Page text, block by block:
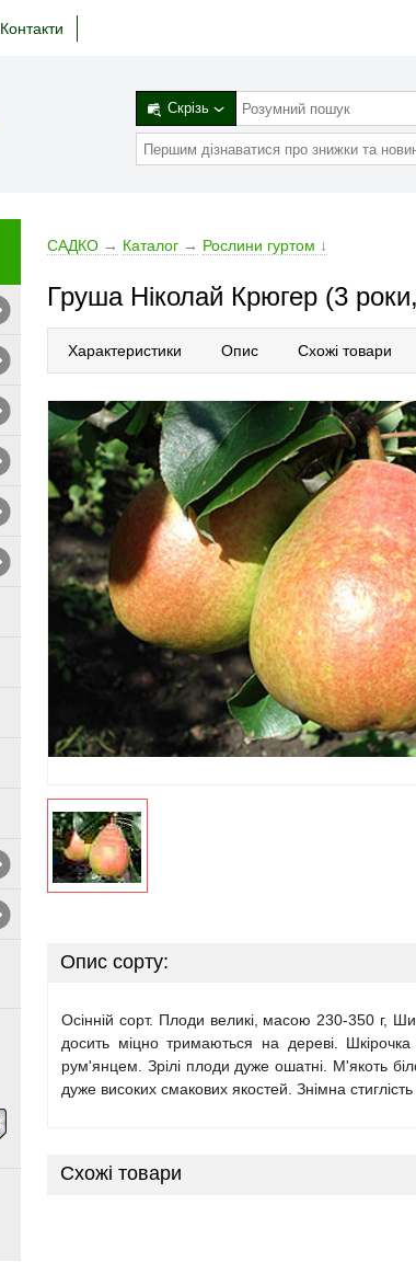
Контакти
Скрізь
САДКО → Каталог → Рослини гуртом ↓
Груша Ніколай Крюгер (3
Характеристики Опис Схожі товари
Опис сорту:
Осінній сорт. Плоди великі, масою 230-350 г,
досить міцно тримаються на дереві.
рум'янцем. Зрілі плоди дуже ошатні. М'якоть
дуже високих смакових якостей. Знімна
Схожі товари